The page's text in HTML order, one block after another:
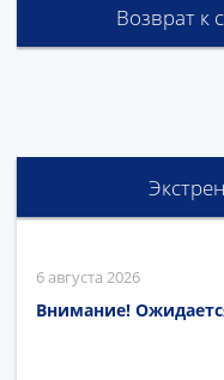
Возврат к
6 августа 2026
Внимание!